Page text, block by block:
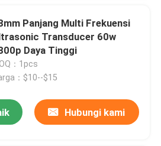
Panjang Multi Frekuensi
Transducer 60w
Daya Tinggi
：1pcs
：$10--$15
Hubungi kami